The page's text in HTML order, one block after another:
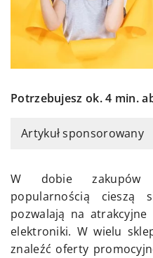
Potrzebujesz ok. 4 min.
Artykuł sponsorowany
W dobie zakupów
popularnością cieszą
pozwalają na
elektroniki. W wielu
znaleźć oferty